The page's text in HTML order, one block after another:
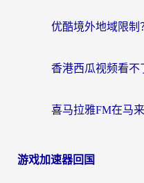
游戏加速器回国